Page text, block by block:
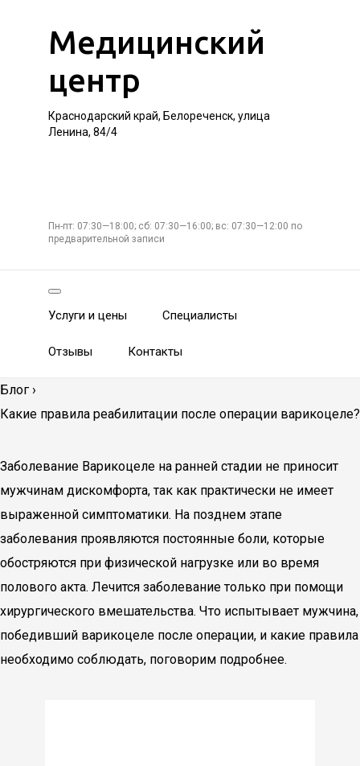
Медицинский
центр
Краснодарский край, Белореченск, улица
Ленина, 84/4
Пн-пт: 07:30—18:00; сб: 07:30—16:00; вс: 07:30—12:00 по
предварительной записи
Услуги и цены Специалисты
Отзывы Контакты
Блог ›
Какие правила реабилитации после операции варикоцеле?
Заболевание Варикоцеле на ранней стадии не приносит
мужчинам дискомфорта, так как практически не имеет
выраженной симптоматики. На позднем этапе
заболевания проявляются постоянные боли, которые
обостряются при физической нагрузке или во время
полового акта. Лечится заболевание только при помощи
хирургического вмешательства. Что испытывает мужчина,
победивший варикоцеле после операции, и какие правила
необходимо соблюдать, поговорим подробнее.